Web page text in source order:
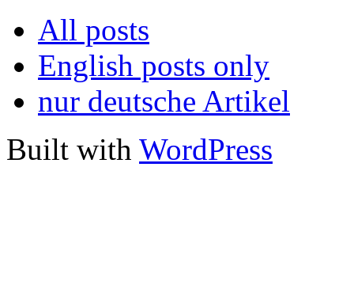
All posts
English posts only
nur deutsche Artikel
Built with WordPress